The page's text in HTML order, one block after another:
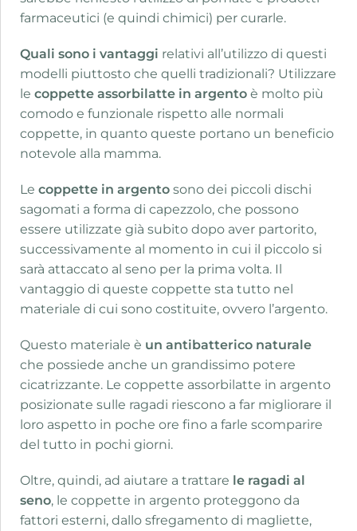
farmaceutici (e quindi chimici) per curarle.
Quali sono i vantaggi relativi all’utilizzo di questi
modelli piuttosto che quelli tradizionali? Utilizzare
le coppette assorbilatte in argento è molto più
comodo e funzionale rispetto alle normali
coppette, in quanto queste portano un beneficio
notevole alla mamma.
Le coppette in argento sono dei piccoli dischi
sagomati a forma di capezzolo, che possono
essere utilizzate già subito dopo aver partorito,
successivamente al momento in cui il piccolo si
sarà attaccato al seno per la prima volta. Il
vantaggio di queste coppette sta tutto nel
materiale di cui sono costituite, ovvero l’argento.
Questo materiale è un antibatterico naturale
che possiede anche un grandissimo potere
cicatrizzante. Le coppette assorbilatte in argento
posizionate sulle ragadi riescono a far migliorare il
loro aspetto in poche ore fino a farle scomparire
del tutto in pochi giorni.
Oltre, quindi, ad aiutare a trattare le ragadi al
seno, le coppette in argento proteggono da
fattori esterni, dallo sfregamento di magliette,